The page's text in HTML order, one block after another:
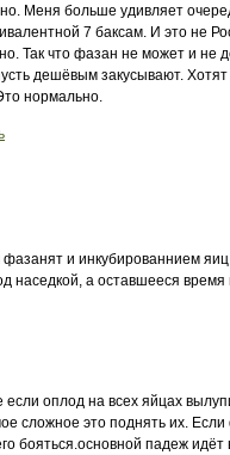
Меня больше удивляет
7 баксам. И это не
Так что фазан не может и не
дешёвым закусывают.
нормально.
и инкубированнием
наседкой, а оставшееся время
если оплод на всех яйцах
сложное это поднять их.
бояться.основной падеж идёт